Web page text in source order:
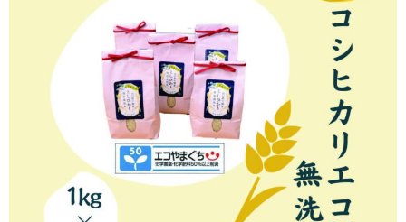
しきゆたか
コシヒカリ
Wブレンド米
お米（白米）
コシヒカリ
しきゆたか